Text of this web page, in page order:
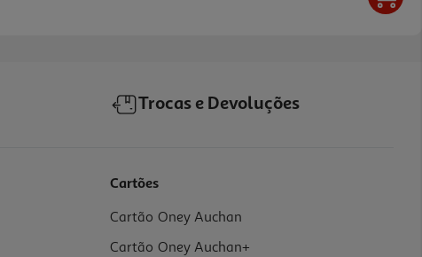
Trocas e Devoluções
Cartões
Cartão Oney Auchan
Cartão Oney Auchan+